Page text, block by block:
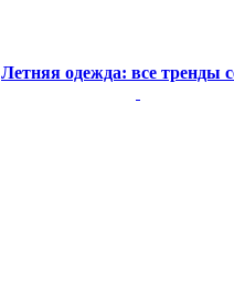
Летняя одежда: все тренды